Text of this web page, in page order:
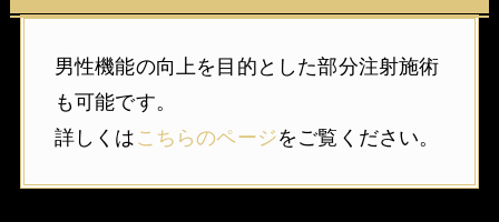
男性機能の向上を目的とした部分注射施術
も可能です。
詳しくは こちらのページをご覧ください。